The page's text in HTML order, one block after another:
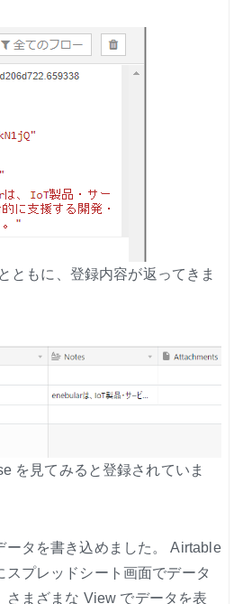
ともに、登録内容が返ってきま
を見てみると登録されていま
ータを書き込めました。 Airtable
スプレッドシート画面でデータ
さまざまな View でデータを表